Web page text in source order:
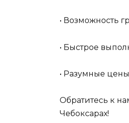
• Возможность
• Быстрое
• Разумные
Обратитесь к
Чебоксарах!